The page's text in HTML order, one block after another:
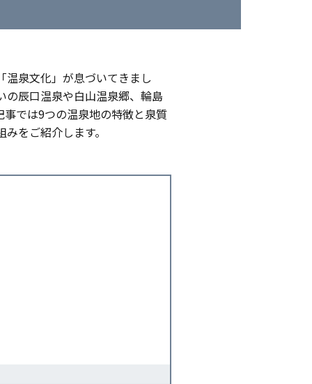
泉文化」が息づいてきまし
の辰口温泉や白山温泉郷、輪島
では9つの温泉地の特徴と泉質
をご紹介します。